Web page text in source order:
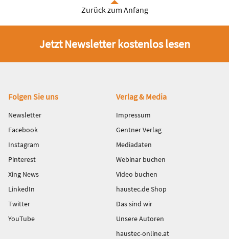
Zurück zum Anfang
Jetzt Newsletter kostenlos lesen
Fußbereich
Folgen Sie uns
Newsletter
Facebook
Instagram
Pinterest
Xing News
LinkedIn
Twitter
YouTube
Verlag & Media
Impressum
Gentner Verlag
Mediadaten
Webinar buchen
Video buchen
haustec.de Shop
Das sind wir
Unsere Autoren
haustec-online.at